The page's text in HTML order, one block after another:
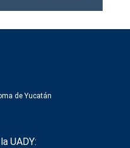
de Yucatán
UADY: